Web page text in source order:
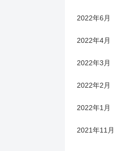
2022年6月
2022年4月
2022年3月
2022年2月
2022年1月
2021年11月